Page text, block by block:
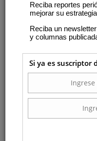
Reciba reportes
mejorar su
Reciba un
y columnas
Si ya es suscriptor